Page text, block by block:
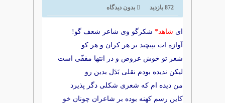
872 بازدید
بدون دیدگاه
ای شاهد* شکرگو وی شاعر شعف گو!
آوازه ات بپیچید بر هر کران و هر کو
شعر تو خوش عروض و در انتها مقفّی است
لیکن ندیده بودم نقلی بَدَل بدین رو
من دیده ام که شعری شکلی دگر پذیرد
کاین رسمِ کهنه بوده بر شاعران چونان خو